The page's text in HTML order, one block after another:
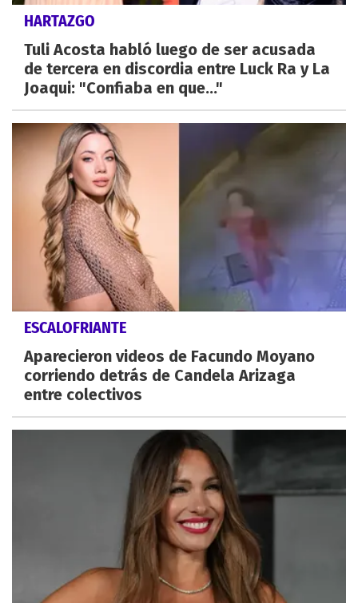
HARTAZGO
Tuli Acosta habló luego de ser acusada
de tercera en discordia entre Luck Ra y La
Joaqui: "Confiaba en que..."
ESCALOFRIANTE
Aparecieron videos de Facundo Moyano
corriendo detrás de Candela Arizaga
entre colectivos